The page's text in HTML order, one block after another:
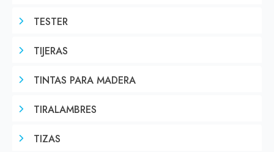
TESTER
TIJERAS
TINTAS PARA MADERA
TIRALAMBRES
TIZAS